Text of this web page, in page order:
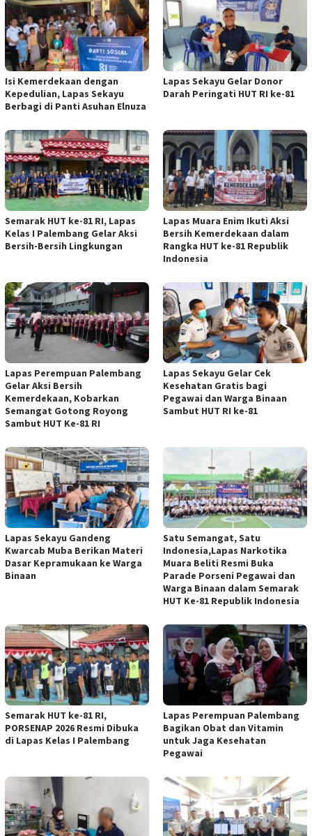
Isi Kemerdekaan dengan
Kepedulian, Lapas Sekayu
Berbagi di Panti Asuhan Elnuza
Lapas Sekayu Gelar Donor
Darah Peringati HUT RI ke-81
Semarak HUT ke-81 RI, Lapas
Kelas I Palembang Gelar Aksi
Bersih-Bersih Lingkungan
Lapas Muara Enim Ikuti Aksi
Bersih Kemerdekaan dalam
Rangka HUT ke-81 Republik
Indonesia
Lapas Perempuan Palembang
Gelar Aksi Bersih
Kemerdekaan, Kobarkan
Semangat Gotong Royong
Sambut HUT Ke-81 RI
Lapas Sekayu Gelar Cek
Kesehatan Gratis bagi
Pegawai dan Warga Binaan
Sambut HUT RI ke-81
Lapas Sekayu Gandeng
Kwarcab Muba Berikan Materi
Dasar Kepramukaan ke Warga
Binaan
Satu Semangat, Satu
Indonesia,Lapas Narkotika
Muara Beliti Resmi Buka
Parade Porseni Pegawai dan
Warga Binaan dalam Semarak
HUT Ke-81 Republik Indonesia
Semarak HUT ke-81 RI,
PORSENAP 2026 Resmi Dibuka
di Lapas Kelas I Palembang
Lapas Perempuan Palembang
Bagikan Obat dan Vitamin
untuk Jaga Kesehatan
Pegawai